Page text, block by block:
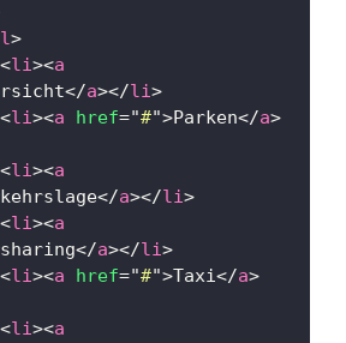
>
<li><a
</a></li>
<li><a href="#">Parken</a>
<li><a
</a></li>
<li><a
</a></li>
<li><a href="#">Taxi</a>
<li><a